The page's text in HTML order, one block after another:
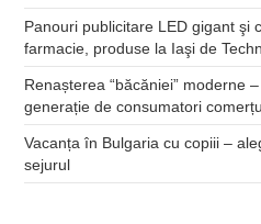
Panouri publicitare LED gigant şi
farmacie, produse la Iaşi de
Renașterea “băcăniei” moderne
generație de consumatori
Vacanța în Bulgaria cu copiii –
sejurul